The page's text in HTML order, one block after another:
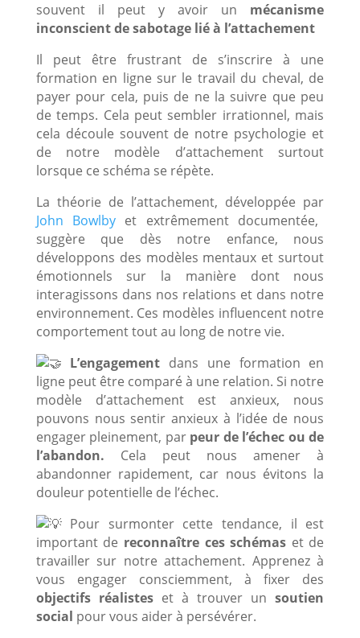
souvent il peut y avoir un mécanisme
inconscient de sabotage lié à l’attachement
Il peut être frustrant de s’inscrire à une
formation en ligne sur le travail du cheval, de
payer pour cela, puis de ne la suivre que peu
de temps. Cela peut sembler irrationnel, mais
cela découle souvent de notre psychologie et
de notre modèle d’attachement surtout
lorsque ce schéma se répète.
La théorie de l’attachement, développée par
John Bowlby et extrêmement documentée,
suggère que dès notre enfance, nous
développons des modèles mentaux et surtout
émotionnels sur la manière dont nous
interagissons dans nos relations et dans notre
environnement. Ces modèles influencent notre
comportement tout au long de notre vie.
L’engagement dans une formation en
ligne peut être comparé à une relation. Si notre
modèle d’attachement est anxieux, nous
pouvons nous sentir anxieux à l’idée de nous
engager pleinement, par peur de l’échec ou de
l’abandon. Cela peut nous amener à
abandonner rapidement, car nous évitons la
douleur potentielle de l’échec.
Pour surmonter cette tendance, il est
important de reconnaître ces schémas et de
travailler sur notre attachement. Apprenez à
vous engager consciemment, à fixer des
objectifs réalisteset à trouver unsoutien
social pour vous aider à persévérer.